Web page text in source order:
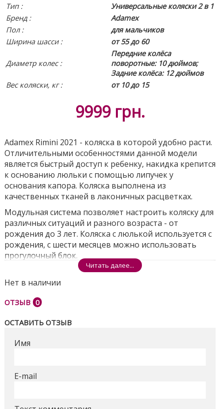
Тип :
Универсальные коляски 2 в 1
Бренд :
Adamex
Пол :
для мальчиков
Ширина шасси :
от 55 до 60
Диаметр колес :
Передние колёса
поворотные: 10 дюймов;
Задние колёса: 12 дюймов
Вес коляски, кг :
от 10 до 15
9999 грн.
Adamex Rimini 2021 - коляска в которой удобно расти.
Отличительными особенностями данной модели
является быстрый доступ к ребенку, накидка крепится
к основанию люльки с помощью липучек у
основания капора. Коляска выполнена из
качественных тканей в лаконичных расцветках.
Модульная система позволяет настроить коляску для
различных ситуаций и разного возраста - от
рождения до 3 лет. Коляска с люлькой используется с
рождения, с шести месяцев можно использовать
прогулочный блок.
Люлька коляски имеет внешнюю регулировку
высоты подголовника и вентиляцию дна. К другим
люльку, и чехол с высоким отворотом и прозрачным
имеет горизонтальное положение спинки и
ребёнка, которое обеспечит комфортное
капюшон, опускается практически до бампера. Есть
Читать далее...
Нет в наличии
ОТЗЫВ 0
ОСТАВИТЬ ОТЗЫВ
Имя
E-mail